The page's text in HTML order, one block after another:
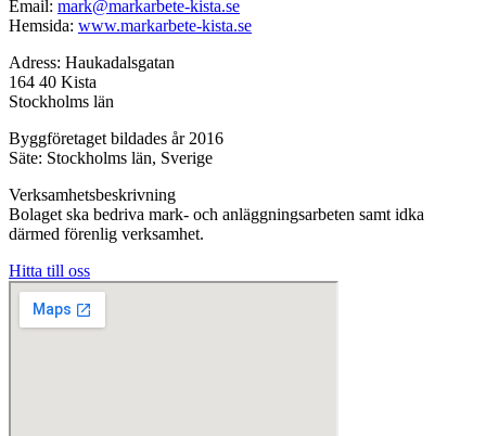
Email: mark@markarbete-kista.se
Hemsida: www.markarbete-kista.se
Adress: Haukadalsgatan
164 40 Kista
Stockholms län
Byggföretaget bildades år 2016
Säte: Stockholms län, Sverige
Verksamhetsbeskrivning
Bolaget ska bedriva mark- och anläggningsarbeten samt idka
därmed förenlig verksamhet.
Hitta till oss